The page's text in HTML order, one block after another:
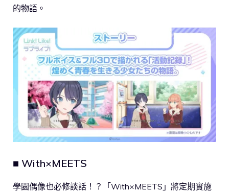
的物語。
■ With×MEETS
學園偶像也必修談話！？「With×MEETS」將定期實施